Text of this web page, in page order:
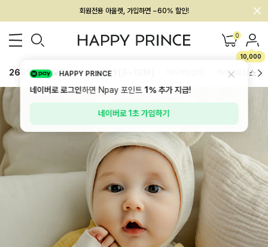
회원전용 아울렛, 가입하면 ~60% 할인!
멤버십 최대 28,000원 혜택 0
10,000
26SS 신상 BEST BABY[6~12M] 하의/레깅스
HAPPY PRINCE
네이버로 로그인하면 Npay 포인트1%추가 지급!
네이버로 1초 가입하기